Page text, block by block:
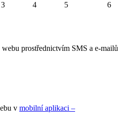
3 4 5 6
prostřednictvím SMS a e-mailů
v mobilní aplikaci –